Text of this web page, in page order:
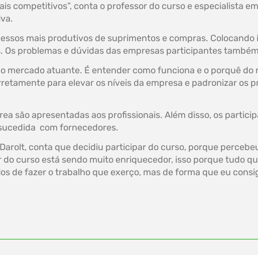
competitivos”, conta o professor do curso e especialista
mais produtivos de suprimentos e compras.
problemas e dúvidas das empresas participantes
mercado atuante. É entender como funciona e o porquê do
para elevar os níveis da empresa e padronizar os
são apresentadas aos profissionais. Além disso, os
com fornecedores.
conta que decidiu participar do curso, porque
curso está sendo muito enriquecedor, isso porque tudo
de fazer o trabalho que exerço, mas de forma que eu